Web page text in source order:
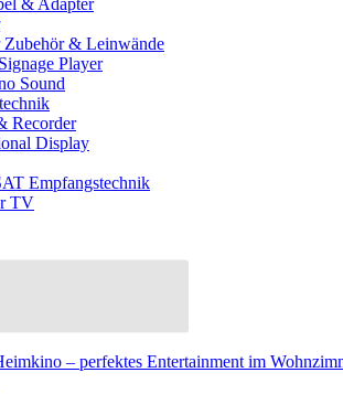
& Adapter
Zubehör & Leinwände
Player
Sound
Recorder
Display
Empfangstechnik
TV
– perfektes Entertainment im